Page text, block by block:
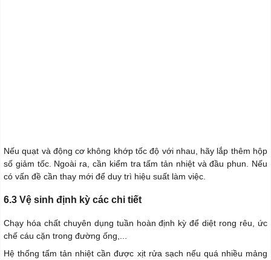
Nếu quạt và động cơ không khớp tốc độ với nhau, hãy lắp thêm hộp
số giảm tốc. Ngoài ra, cần kiểm tra tấm tản nhiệt và đầu phun. Nếu
có vấn đề cần thay mới để duy trì hiệu suất làm việc.
6.3 Vệ sinh định kỳ các chi tiết
Chạy hóa chất chuyên dụng tuần hoàn định kỳ để diệt rong rêu, ức
chế cáu cặn trong đường ống,...
Hệ thống tấm tản nhiệt cần được xịt rửa sạch nếu quá nhiều mảng